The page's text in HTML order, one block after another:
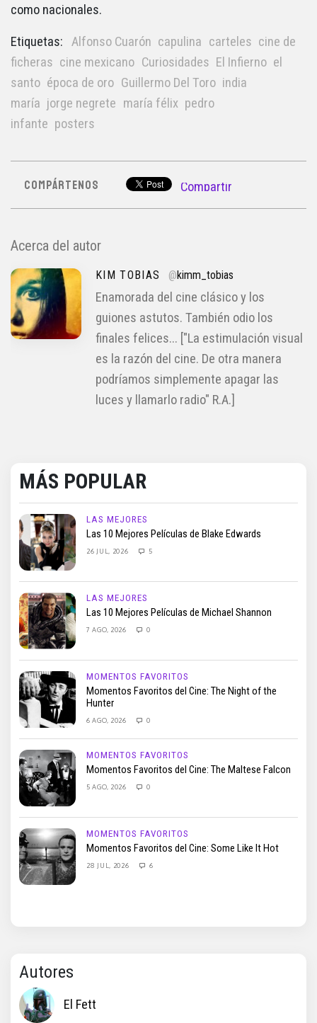
como nacionales.
Etiquetas: Alfonso Cuarón capulina carteles cine de
ficheras cine mexicano Curiosidades El Infierno el
santo época de oro Guillermo Del Toro india
maría jorge negrete maría félix pedro
infante posters
COMPÁRTENOS Compartir
Acerca del autor
KIM TOBIAS @kimm_tobias
Enamorada del cine clásico y los
guiones astutos. También odio los
finales felices... ["La estimulación visual
es la razón del cine. De otra manera
podríamos simplemente apagar las
luces y llamarlo radio" R.A.]
MÁS POPULAR
LAS MEJORES
Las 10 Mejores Películas de Blake Edwards
26 JUL, 2026 5
LAS MEJORES
Las 10 Mejores Películas de Michael Shannon
7 AGO, 2026 0
MOMENTOS FAVORITOS
Momentos Favoritos del Cine: The Night of the
Hunter
6 AGO, 2026 0
MOMENTOS FAVORITOS
Momentos Favoritos del Cine: The Maltese Falcon
5 AGO, 2026 0
MOMENTOS FAVORITOS
Momentos Favoritos del Cine: Some Like It Hot
28 JUL, 2026 6
Autores
El Fett